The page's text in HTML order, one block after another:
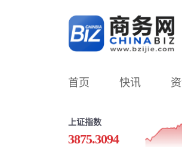
首页 快讯
上证指数
3875.3094